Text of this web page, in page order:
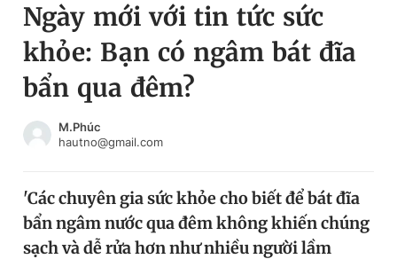
Chuyên mục
Chuyên mục khác
Chào ngày mới
Video Magazine
Đổi mật khẩu
Tin đã lưu
Tin đã xem
Đăng xuất
Ngày mới với tin tức sức
khỏe: Bạn có ngâm bát đĩa
bẩn qua đêm?
M.Phúc
hautno@gmail.com
'Các chuyên gia sức khỏe cho biết để bát đĩa
bẩn ngâm nước qua đêm không khiến chúng
sạch và dễ rửa hơn như nhiều người lầm